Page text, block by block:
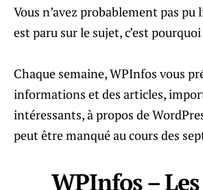
Vous n’avez probablement pas
est paru sur le sujet, c’est
Chaque semaine, WPInfos vous
informations et des articles,
intéressants, à propos de
peut être manqué au cours des
WPInfos –